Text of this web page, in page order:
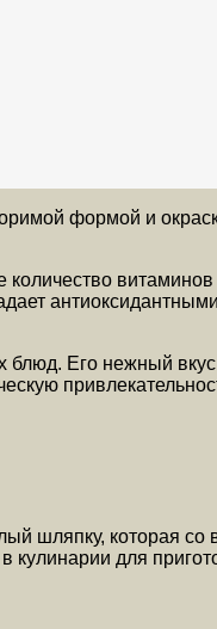
формой и
блюд. Его нежный
шляпку, которая со
кулинарии для